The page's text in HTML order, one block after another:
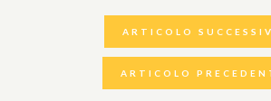
ARTICOLO
ARTICOLO